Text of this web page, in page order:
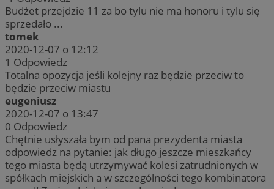
Budżet przejdzie 11 za bo tylu nie ma honoru i tylu się
sprzedało ...
tomek
2020-12-07 o 12:12
1 Odpowiedz
Totalna opozycja jeśli kolejny raz będzie przeciw to
będzie przeciw miastu
eugeniusz
2020-12-07 o 13:47
0 Odpowiedz
Chętnie usłyszała bym od pana prezydenta miasta
odpowiedz na pytanie: jak długo jeszcze mieszkańcy
tego miasta będą utrzymywać kolesi zatrudnionych w
spółkach miejskich a w szczególności tego kombinatora